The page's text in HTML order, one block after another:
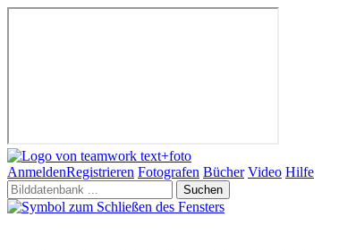
AnmeldenRegistrieren Fotografen Bücher Video Hilfe
Suchen